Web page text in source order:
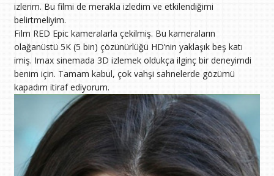
izlerim. Bu filmi de merakla izledim ve etkilendiğimi
belirtmeliyim.
Film RED Epic kameralarla çekilmiş. Bu kameraların
olağanüstü 5K (5 bin) çözünürlüğü HD’nin yaklaşık beş katı
imiş. Imax sinemada 3D izlemek oldukça ilginç bir deneyimdi
benim için. Tamam kabul, çok vahşi sahnelerde gözümü
kapadım itiraf ediyorum.